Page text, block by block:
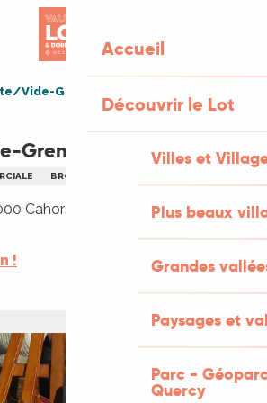
Accueil
Découvrir le Lot
Villes et
Plus beaux
Grandes
Paysages et
Parc -
Quercy
Vide-Greniers à Cahors
Greniers à Cahors
BROCANTE
Cahors
!